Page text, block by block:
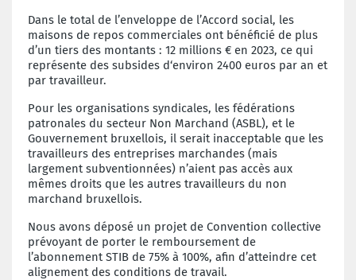
Dans le total de l’enveloppe de l’Accord social, les
maisons de repos commerciales ont bénéficié de plus
d’un tiers des montants : 12 millions € en 2023, ce qui
représente des subsides d‘environ 2400 euros par an et
par travailleur.
Pour les organisations syndicales, les fédérations
patronales du secteur Non Marchand (ASBL), et le
Gouvernement bruxellois, il serait inacceptable que les
travailleurs des entreprises marchandes (mais
largement subventionnées) n’aient pas accès aux
mêmes droits que les autres travailleurs du non
marchand bruxellois.
Nous avons déposé un projet de Convention collective
prévoyant de porter le remboursement de
l’abonnement STIB de 75% à 100%, afin d’atteindre cet
alignement des conditions de travail.